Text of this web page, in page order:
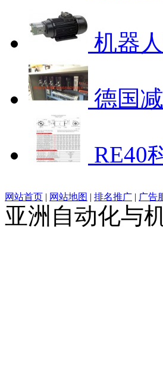
机器
德国
RE40
网站首页 | 网站地图 | 排名推广 | 广告
亚洲自动化与